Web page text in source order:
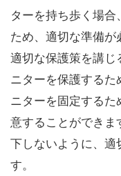
ターを持ち歩く場
ため、適切な準備が
適切な保護策を講じ
ニターを保護する
ニターを固定するた
意することができま
下しないように、適
す。